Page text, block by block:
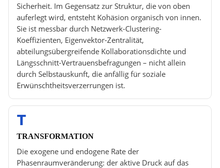
Sicherheit. Im Gegensatz zur Struktur, die von oben
auferlegt wird, entsteht Kohäsion organisch von innen.
Sie ist messbar durch Netzwerk-Clustering-
Koeffizienten, Eigenvektor-Zentralität,
abteilungsübergreifende Kollaborationsdichte und
Längsschnitt-Vertrauensbefragungen – nicht allein
durch Selbstauskunft, die anfällig für soziale
Erwünschtheitsverzerrungen ist.
T
TRANSFORMATION
Die exogene und endogene Rate der
Phasenraumveränderung: der aktive Druck auf das